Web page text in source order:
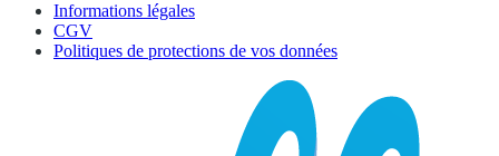
Informations légales
CGV
Politiques de protections de vos données